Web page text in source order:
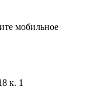
мобильное
к. 1